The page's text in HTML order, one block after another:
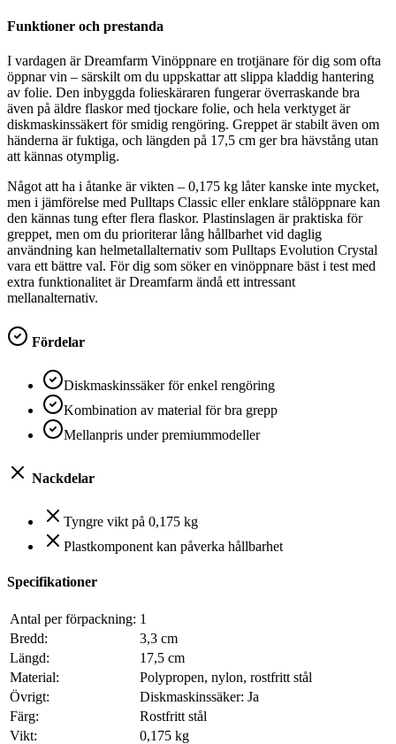
Funktioner och prestanda
I vardagen är Dreamfarm Vinöppnare en trotjänare för dig som ofta
öppnar vin – särskilt om du uppskattar att slippa kladdig hantering
av folie. Den inbyggda folieskäraren fungerar överraskande bra
även på äldre flaskor med tjockare folie, och hela verktyget är
diskmaskinssäkert för smidig rengöring. Greppet är stabilt även om
händerna är fuktiga, och längden på 17,5 cm ger bra hävstång utan
att kännas otymplig.
Något att ha i åtanke är vikten – 0,175 kg låter kanske inte mycket,
men i jämförelse med Pulltaps Classic eller enklare stålöppnare kan
den kännas tung efter flera flaskor. Plastinslagen är praktiska för
greppet, men om du prioriterar lång hållbarhet vid daglig
användning kan helmetallalternativ som Pulltaps Evolution Crystal
vara ett bättre val. För dig som söker en vinöppnare bäst i test med
extra funktionalitet är Dreamfarm ändå ett intressant
mellanalternativ.
Fördelar
Diskmaskinssäker för enkel rengöring
Kombination av material för bra grepp
Mellanpris under premiummodeller
Nackdelar
Tyngre vikt på 0,175 kg
Plastkomponent kan påverka hållbarhet
Specifikationer
Antal per förpackning: 1
Bredd:
3,3 cm
Längd:
17,5 cm
Material:
Polypropen, nylon, rostfritt stål
Övrigt:
Diskmaskinssäker: Ja
Färg:
Rostfritt stål
Vikt:
0,175 kg